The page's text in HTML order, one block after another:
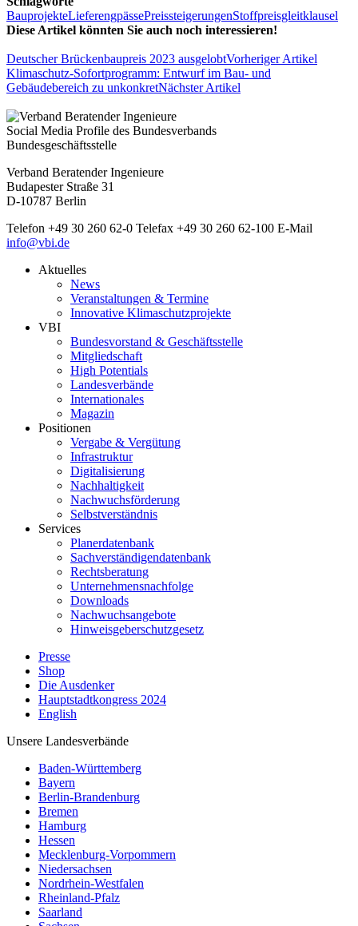
BauprojekteLieferengpässePreissteigerungenStoffpreisgleitklausel
Diese Artikel könnten Sie auch noch interessieren!
Deutscher Brückenbaupreis 2023 ausgelobtVorheriger Artikel
Klimaschutz-Sofortprogramm: Entwurf im Bau- und
Gebäudebereich zu unkonkretNächster Artikel
Social Media Profile des Bundesverbands
Bundesgeschäftsstelle
Verband Beratender Ingenieure
Budapester Straße 31
D-10787 Berlin
Telefon +49 30 260 62-0 Telefax +49 30 260 62-100 E-Mail
info@vbi.de
Aktuelles
News
Veranstaltungen & Termine
Innovative Klimaschutzprojekte
VBI
Bundesvorstand & Geschäftsstelle
Mitgliedschaft
High Potentials
Landesverbände
Internationales
Magazin
Positionen
Vergabe & Vergütung
Infrastruktur
Digitalisierung
Nachhaltigkeit
Nachwuchsförderung
Selbstverständnis
Services
Planerdatenbank
Sachverständigendatenbank
Rechtsberatung
Unternehmensnachfolge
Downloads
Nachwuchsangebote
Hinweisgeberschutzgesetz
Presse
Shop
Die Ausdenker
Hauptstadtkongress 2024
English
Unsere Landesverbände
Baden-Württemberg
Bayern
Berlin-Brandenburg
Bremen
Hamburg
Hessen
Mecklenburg-Vorpommern
Niedersachsen
Nordrhein-Westfalen
Rheinland-Pfalz
Saarland